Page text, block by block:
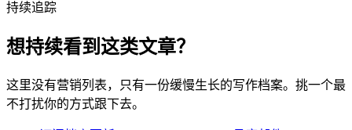
持续追踪
想持续看到这类文章？
这里没有营销列表，只有一份缓慢生长的写作档案。挑一个最
不打扰你的方式跟下去。